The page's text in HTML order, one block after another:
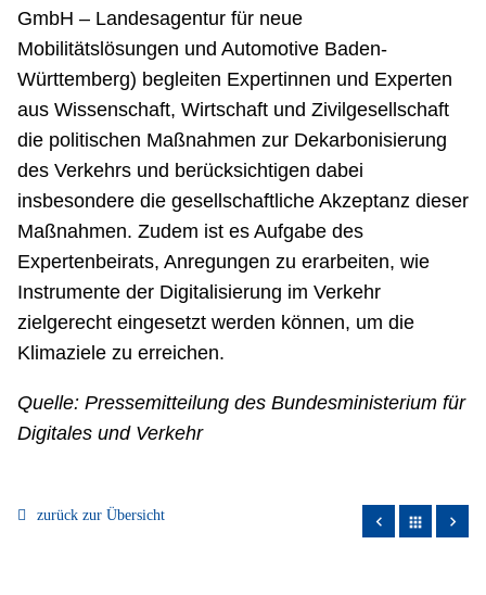
GmbH – Landesagentur für neue
Mobilitätslösungen und Automotive Baden-
Württemberg) begleiten Expertinnen und Experten
aus Wissenschaft, Wirtschaft und Zivilgesellschaft
die politischen Maßnahmen zur Dekarbonisierung
des Verkehrs und berücksichtigen dabei
insbesondere die gesellschaftliche Akzeptanz dieser
Maßnahmen. Zudem ist es Aufgabe des
Expertenbeirats, Anregungen zu erarbeiten, wie
Instrumente der Digitalisierung im Verkehr
zielgerecht eingesetzt werden können, um die
Klimaziele zu erreichen.
Quelle: Pressemitteilung des Bundesministerium für
Digitales und Verkehr
zurück zur Übersicht apps